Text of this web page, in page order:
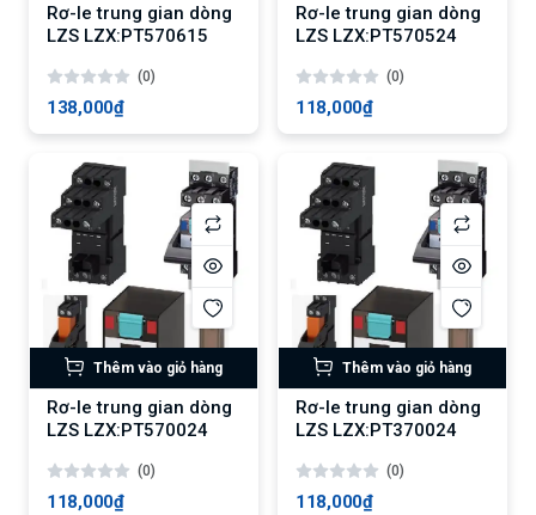
Rơ-le trung gian dòng
LZS LZX:PT570615
(0)
138,000₫
Rơ-le trung gian dòng
LZS LZX:PT570524
(0)
118,000₫
Thêm vào giỏ hàng
Rơ-le trung gian dòng
LZS LZX:PT570024
(0)
118,000₫
Thêm vào giỏ hàng
Rơ-le trung gian dòng
LZS LZX:PT370024
(0)
118,000₫